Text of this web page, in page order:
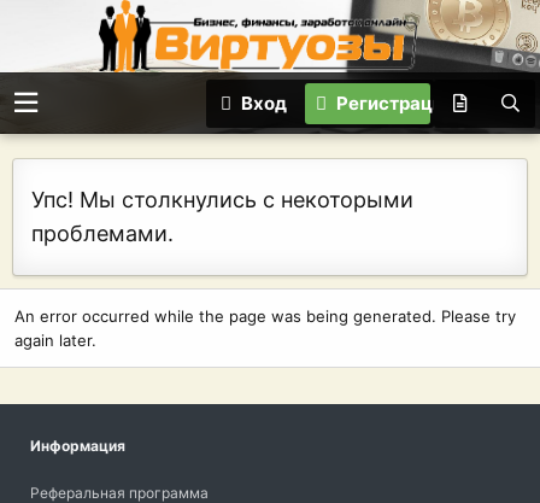
Вход Регистрация
Упс! Мы столкнулись с некоторыми
проблемами.
An error occurred while the page was being generated. Please try
again later.
Информация
Реферальная программа